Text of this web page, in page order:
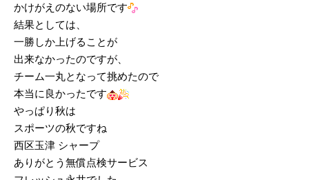
かけがえのない場所です
結果としては、
一勝しか上げることが
出来なかったのですが、
チーム一丸となって挑めたので
本当に良かったです
やっぱり秋は
スポーツの秋ですね
西区玉津 シャープ
ありがとう無償点検サービス